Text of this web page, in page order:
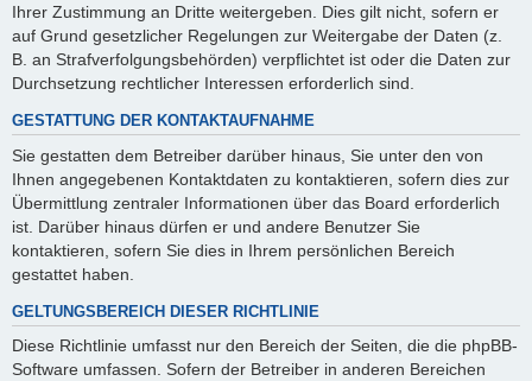
Ihrer Zustimmung an Dritte weitergeben. Dies gilt nicht, sofern er
auf Grund gesetzlicher Regelungen zur Weitergabe der Daten (z.
B. an Strafverfolgungsbehörden) verpflichtet ist oder die Daten zur
Durchsetzung rechtlicher Interessen erforderlich sind.
GESTATTUNG DER KONTAKTAUFNAHME
Sie gestatten dem Betreiber darüber hinaus, Sie unter den von
Ihnen angegebenen Kontaktdaten zu kontaktieren, sofern dies zur
Übermittlung zentraler Informationen über das Board erforderlich
ist. Darüber hinaus dürfen er und andere Benutzer Sie
kontaktieren, sofern Sie dies in Ihrem persönlichen Bereich
gestattet haben.
GELTUNGSBEREICH DIESER RICHTLINIE
Diese Richtlinie umfasst nur den Bereich der Seiten, die die phpBB-
Software umfassen. Sofern der Betreiber in anderen Bereichen